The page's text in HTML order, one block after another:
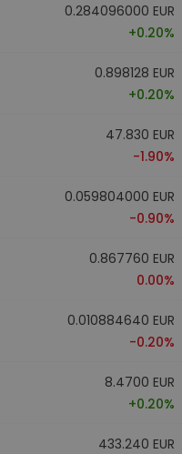
0.284096000 EUR
+0.20%
0.898128 EUR
+0.20%
47.830 EUR
-1.90%
0.059804000 EUR
-0.90%
0.867760 EUR
0.00%
0.010884640 EUR
-0.20%
8.4700 EUR
+0.20%
433.240 EUR